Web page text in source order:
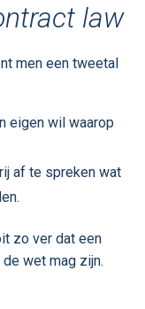
law
men een tweetal
eigen wil waarop
af te spreken wat
zo ver dat een
wet mag zijn.